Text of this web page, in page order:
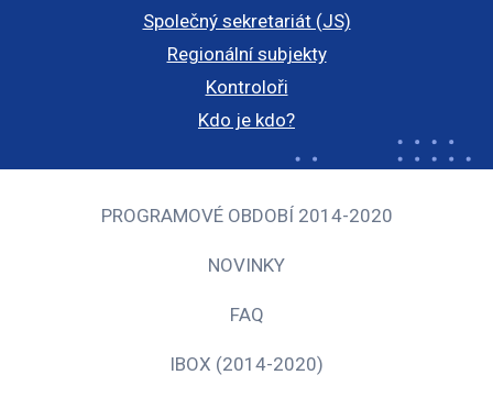
Společný sekretariát (JS)
Regionální subjekty
Kontroloři
Kdo je kdo?
PROGRAMOVÉ OBDOBÍ 2014-2020
NOVINKY
FAQ
IBOX (2014-2020)